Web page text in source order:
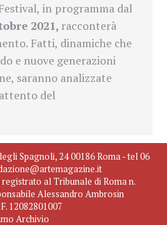
in programma dal
2021, racconterà
Fatti, dinamiche che
e nuove generazioni
saranno analizzate
del
Spagnoli, 24 00186 Roma - tel 06
al Tribunale di Roma n.
Alessandro Ambrosin
12082801007
Archivio